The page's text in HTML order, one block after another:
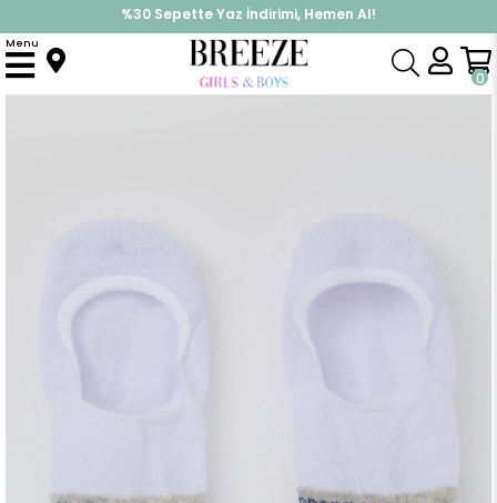
%30 Sepette Yaz İndirimi, Hemen Al!
İndirimlere ek %10 İndirimi Kap, Hemen Üye Ol!
0
Menu
Anasayfa Çorap Erkek Çocuk Babet Çorap Sport Yazı Baskılı Beyaz (9-14 Yaş)